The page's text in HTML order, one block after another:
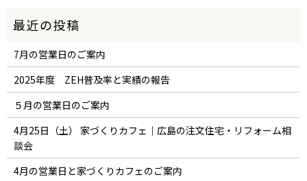
7月の営業日のご案内
2025年度 ZEH普及率と実績の報告
５月の営業日のご案内
4月25日（土） 家づくりカフェ｜広島の注文住宅・リフォーム相
談会
4月の営業日と家づくりカフェのご案内